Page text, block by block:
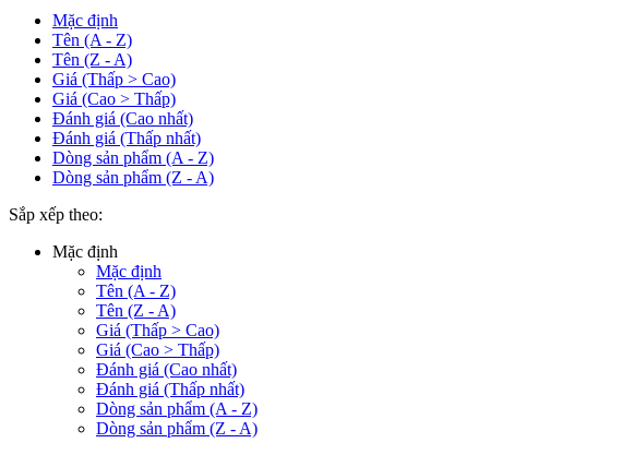
Mặc định
Tên (A - Z)
Tên (Z - A)
Giá (Thấp > Cao)
Giá (Cao > Thấp)
Đánh giá (Cao nhất)
Đánh giá (Thấp nhất)
Dòng sản phẩm (A - Z)
Dòng sản phẩm (Z - A)
Sắp xếp theo:
Mặc định
Mặc định
Tên (A - Z)
Tên (Z - A)
Giá (Thấp > Cao)
Giá (Cao > Thấp)
Đánh giá (Cao nhất)
Đánh giá (Thấp nhất)
Dòng sản phẩm (A - Z)
Dòng sản phẩm (Z - A)